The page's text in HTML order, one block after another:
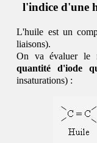
l'indice d'une
L'huile est un
liaisons).
On va évaluer le
quantité d'iode
insaturations) :